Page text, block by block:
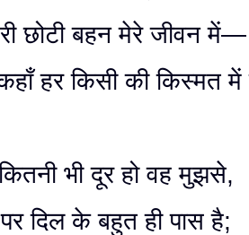
छोटी बहन मेरे जीवन में—
हर किसी की किस्मत में
भी दूर हो वह मुझसे,
पर दिल के बहुत ही पास है;